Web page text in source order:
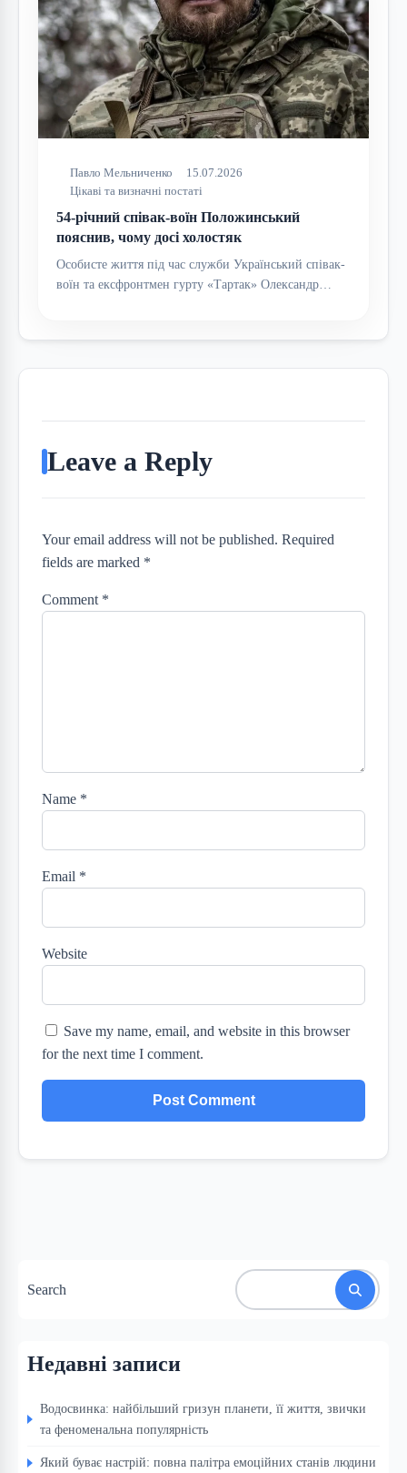
Павло Мельниченко
15.07.2026
Цікаві та визначні постаті
54-річний співак-воїн Положинський
пояснив, чому досі холостяк
Особисте життя під час служби Український співак-
воїн та ексфронтмен гурту «Тартак» Олександр…
Leave a Reply
Your email address will not be published. Required
fields are marked *
Comment *
Name *
Email *
Website
Save my name, email, and website in this browser
for the next time I comment.
Search
Недавні записи
Водосвинка: найбільший гризун планети, її життя, звички
та феноменальна популярність
Який буває настрій: повна палітра емоційних станів людини